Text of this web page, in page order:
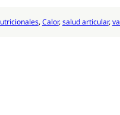
, Calor, salud articular,